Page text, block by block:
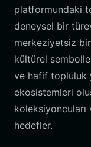
platformundaki
deneysel bir
merkeziyetsiz
kültürel
ve hafif topluluk
ekosistemleri
koleksiyoncuları
hedefler.